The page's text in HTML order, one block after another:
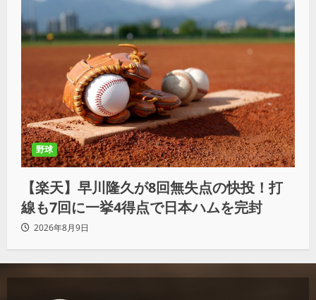
野球
【楽天】早川隆久が8回無失点の快投！打
線も7回に一挙4得点で日本ハムを完封
2026年8月9日